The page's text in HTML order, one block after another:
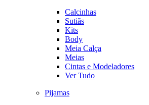
Calcinhas
Sutiãs
Kits
Body
Meia Calça
Meias
Cintas e Modeladores
Ver Tudo
Pijamas